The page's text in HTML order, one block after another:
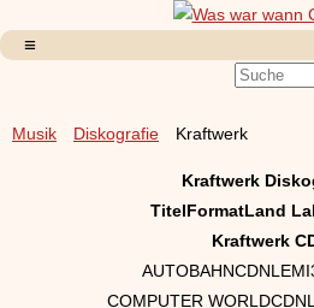
Musik Diskografie Kraftwerk
Kraftwerk
TitelFormatLand
Kraftwerk
COMPUTER